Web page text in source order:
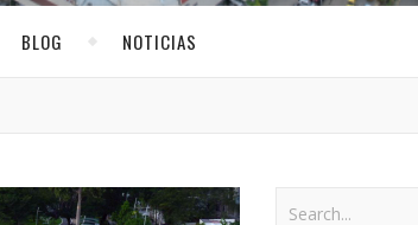
BLOG NOTICIAS